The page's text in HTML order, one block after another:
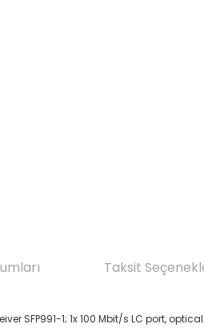
Taksit
SFP991-1; 1x 100 Mbit/s LC port,